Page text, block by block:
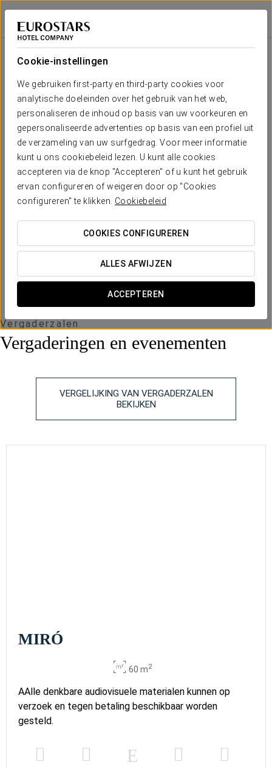
Cookie-instellingen
We gebruiken first-party en third-party cookies voor
analytische doeleinden over het gebruik van het web,
personaliseren de inhoud op basis van uw voorkeuren en
gepersonaliseerde advertenties op basis van een profiel uit
de verzameling van uw surfgedrag. Voor meer informatie
kunt u ons cookiebeleid lezen. U kunt alle cookies
accepteren via de knop "Accepteren" of u kunt het gebruik
ervan configureren of weigeren door op "Cookies
configureren" te klikken. Cookiebeleid
COOKIES CONFIGUREREN
ALLES AFWIJZEN
ACCEPTEREN
Eurostars Diana Palace
PALENCIA
Jouw evenement in
OFFERTE AANVRAGEN
Vergaderzalen
Vergaderingen en evenementen
VERGELIJKING VAN VERGADERZALEN
BEKIJKEN
Zaal
opstellingopstelling
MIRÓ
60 m
x m
altura
30 48 46 24 23 33
VELÁZQUEZ
108 m
x m
altura
60 95 92 47 45 65
VELÁZQUEZ
168 m 2 90 143 138
MIRÓ
60 m2
AAlle denkbare audiovisuele materialen kunnen op
verzoek en tegen betaling beschikbaar worden
gesteld.